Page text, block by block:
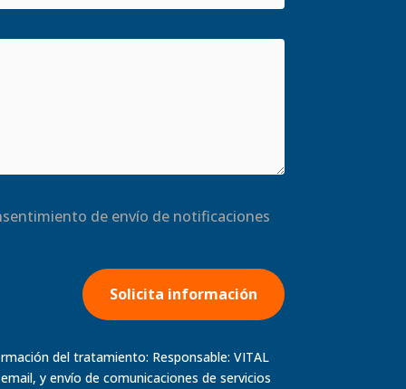
de envío de notificaciones
Solicita información
del tratamiento: Responsable: VITAL
y envío de comunicaciones de servicios